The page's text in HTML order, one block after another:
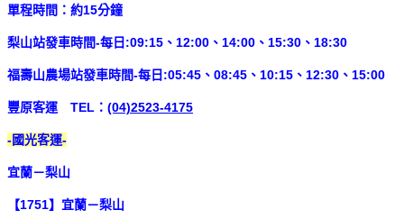
單程時間：約15分鐘
梨山站發車時間-每日:09:15、12:00、14:00、15:30、18:30
福壽山農場站發車時間-每日:05:45、08:45、10:15、12:30、15:00
豐原客運 TEL： (04)2523-4175
-國光客運-
宜蘭－梨山
【1751】宜蘭－梨山